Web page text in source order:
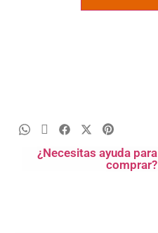
¿Necesitas ayuda para
comprar?